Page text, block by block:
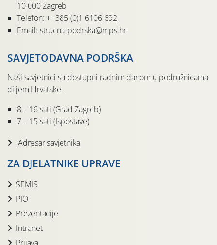
10 000 Zagreb
Telefon: ++385 (0)1 6106 692
Email: strucna-podrska@mps.hr
SAVJETODAVNA PODRŠKA
Naši savjetnici su dostupni radnim danom u podružnicama
diljem Hrvatske.
8 – 16 sati (Grad Zagreb)
7 – 15 sati (Ispostave)
Adresar savjetnika
ZA DJELATNIKE UPRAVE
SEMIS
PIO
Prezentacije
Intranet
Prijava